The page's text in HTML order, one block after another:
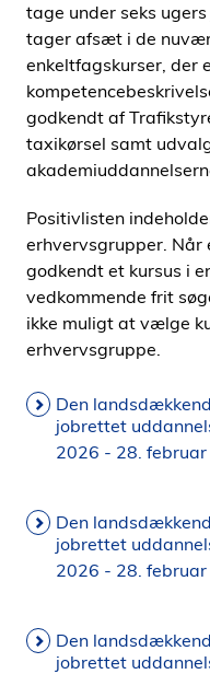
tage under seks
tager afsæt i de
enkeltfagskurser, der
godkendt af
taxikørsel samt
Positivlisten
erhvervsgrupper. Når
godkendt et kursus i
vedkommende frit
ikke muligt at vælge
erhvervsgruppe.
Den
jobrettet
2026 - 28.
Den
jobrettet
2026 - 28.
Den
jobrettet